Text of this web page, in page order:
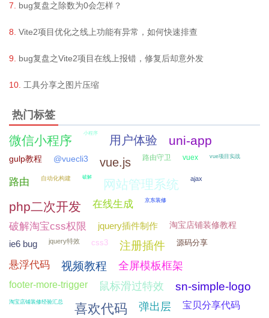
bug复盘之除数为0会怎样？
Vite2项目优化之线上功能有异常，如何快速排查
bug复盘之Vite2项目在线上报错，修复后却意外发
工具分享之图片压缩
热门标签
微信小程序
小程序
用户体验 uni-app
gulp教程 @vuecli3 vue.js 路由守卫 vuex vue项目实战
路由 自动化构建 破解
网站管理系统 ajax
php二次开发 在线生成 京东装修
破解淘宝css权限 jquery插件制作 淘宝店铺装修教程
ie6 bug jquery特效 css3 注册插件 源码分享
悬浮代码 视频教程 全屏模板框架
footer-more-trigger 鼠标滑过特效 sn-simple-logo
淘宝店铺装修经验汇总 喜欢代码 弹出层 宝贝分享代码